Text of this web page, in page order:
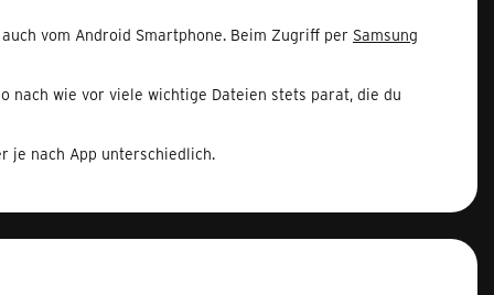
vom Android Smartphone. Beim Zugriff per Samsung
nach wie vor viele wichtige Dateien stets parat, die du
je nach App unterschiedlich.